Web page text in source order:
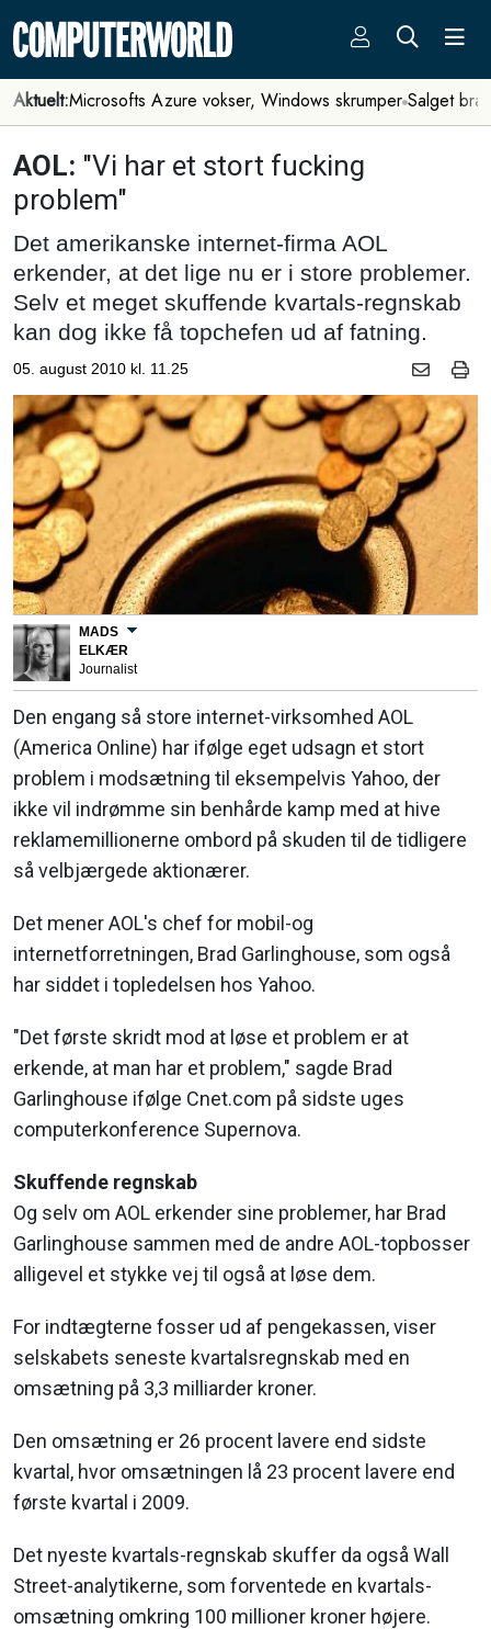
Aktuelt:Microsofts Azure vokser, Windows skrumper Salget
AOL: "Vi har et stort fucking
problem"
Det amerikanske internet-firma AOL
erkender, at det lige nu er i store problemer.
Selv et meget skuffende kvartals-regnskab
kan dog ikke få topchefen ud af fatning.
05. august 2010 kl. 11.25
MADS
ELKÆR
Journalist
Den engang så store internet-virksomhed AOL
(America Online) har ifølge eget udsagn et stort
problem i modsætning til eksempelvis Yahoo, der
ikke vil indrømme sin benhårde kamp med at hive
reklamemillionerne ombord på skuden til de tidligere
så velbjærgede aktionærer.
Det mener AOL's chef for mobil-og
internetforretningen, Brad Garlinghouse, som også
har siddet i topledelsen hos Yahoo.
"Det første skridt mod at løse et problem er at
erkende, at man har et problem," sagde Brad
Garlinghouse ifølge Cnet.com på sidste uges
computerkonference Supernova.
Skuffende regnskab
Og selv om AOL erkender sine problemer, har Brad
Garlinghouse sammen med de andre AOL-topbosser
alligevel et stykke vej til også at løse dem.
For indtægterne fosser ud af pengekassen, viser
selskabets seneste kvartalsregnskab med en
omsætning på 3,3 milliarder kroner.
Den omsætning er 26 procent lavere end sidste
kvartal, hvor omsætningen lå 23 procent lavere end
første kvartal i 2009.
Det nyeste kvartals-regnskab skuffer da også Wall
Street-analytikerne, som forventede en kvartals-
omsætning omkring 100 millioner kroner højere.